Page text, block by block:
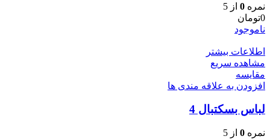
نمره 0 از 5
0تومان
ناموجود
اطلاعات بیشتر
مشاهده سریع
مقایسه
افزودن به علاقه مندی ها
لباس بسکتبال 4
نمره 0 از 5